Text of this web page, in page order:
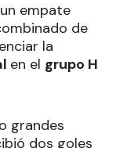
empate
de
la
en el grupo H
grandes
dos goles